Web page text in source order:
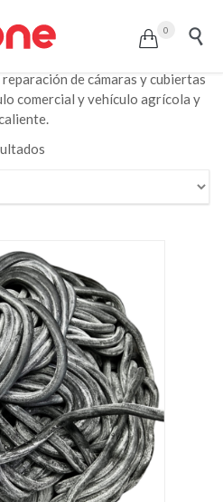
 0 
de cámaras y cubiertas
comercial y vehículo agrícola y